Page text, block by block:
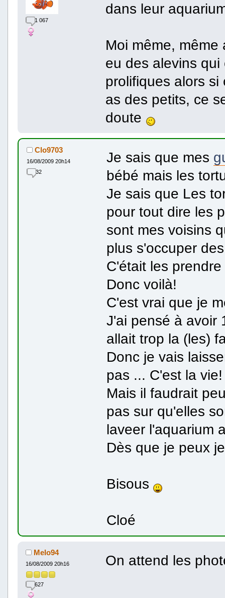
1 067
dans leur
Moi même,
eu des alevins
prolifiques alors
as des petits, ce
doute
Clo9703
16/08/2009 20h14
32
Je sais que mes
bébé mais les
Je sais que Les
pour tout dire les
sont mes voisins
plus s'occuper
C'était les
Donc voilà!
C'est vrai que je
J'ai pensé à avoir
allait trop la (les)
Donc je vais
pas ... C'est la vie!
Mais il faudrait
pas sur qu'elles
laveer l'aquarium
Dès que je peux
Bisous
Cloé
Melo94
16/08/2009 20h16
627
On attend les